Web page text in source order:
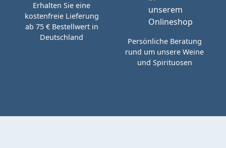
Erhalten Sie eine
kostenfreie Lieferung
ab 75 € Bestellwert in
Deutschland
Persönliche Beratung
rund um unsere Weine
und Spirituosen